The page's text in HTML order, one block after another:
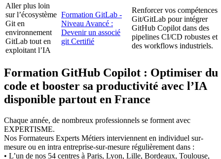
Aller plus loin
sur l’écosystème
Git en
environnement
GitLab tout en
exploitant l’IA
Formation GitLab -
Niveau Avancé :
Devenir un associé
git Certifié
Renforcer vos compétences
Git/GitLab pour intégrer
GitHub Copilot dans des
pipelines CI/CD robustes et
des workflows industriels.
Formation GitHub Copilot : Optimiser du
code et booster sa productivité avec l’IA
disponible partout en France
Chaque année, de nombreux professionnels se forment avec
EXPERTISME.
Nos Formateurs Experts Métiers interviennent en individuel sur-
mesure ou en intra entreprise-sur-mesure régulièrement dans :
• L’un de nos 54 centres à Paris, Lyon, Lille, Bordeaux, Toulouse,